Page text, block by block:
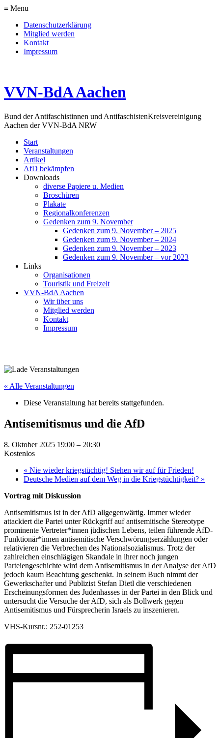
≡ Menu
Datenschutzerklärung
Mitglied werden
Kontakt
Impressum
VVN-BdA Aachen
Bund der Antifaschistinnen und AntifaschistenKreisvereinigung
Aachen der VVN-BdA NRW
Start
Veranstaltungen
Artikel
AfD bekämpfen
Downloads
diverse Papiere u. Medien
Broschüren
Plakate
Regionalkonferenzen
Gedenken zum 9. November
Gedenken zum 9. November – 2025
Gedenken zum 9. November – 2024
Gedenken zum 9. November – 2023
Gedenken zum 9. November – vor 2023
Links
Organisationen
Touristik und Freizeit
VVN-BdA Aachen
Wir über uns
Mitglied werden
Kontakt
Impressum
« Alle Veranstaltungen
Diese Veranstaltung hat bereits stattgefunden.
Antisemitismus und die AfD
8. Oktober 2025 19:00 – 20:30
Kostenlos
« Nie wieder kriegstüchtig! Stehen wir auf für Frieden!
Deutsche Medien auf dem Weg in die Kriegstüchtigkeit? »
Vortrag mit Diskussion
Antisemitismus ist in der AfD allgegenwärtig. Immer wieder
attackiert die Partei unter Rückgriff auf antisemitische Stereotype
prominente Vertreter*innen jüdischen Lebens, teilen führende AfD-
Funktionär*innen antisemitische Verschwörungserzählungen oder
relativieren die Verbrechen des Nationalsozialismus. Trotz der
zahlreichen einschlägigen Skandale in ihrer noch jungen
Parteiengeschichte wird dem Antisemitismus in der Analyse der AfD
jedoch kaum Beachtung geschenkt. In seinem Buch nimmt der
Gewerkschafter und Publizist Stefan Dietl die verschiedenen
Erscheinungsformen des Judenhasses in der Partei in den Blick und
untersucht die Versuche der AfD, sich als Bollwerk gegen
Antisemitismus und Fürsprecherin Israels zu inszenieren.
VHS-Kursnr.: 252-01253